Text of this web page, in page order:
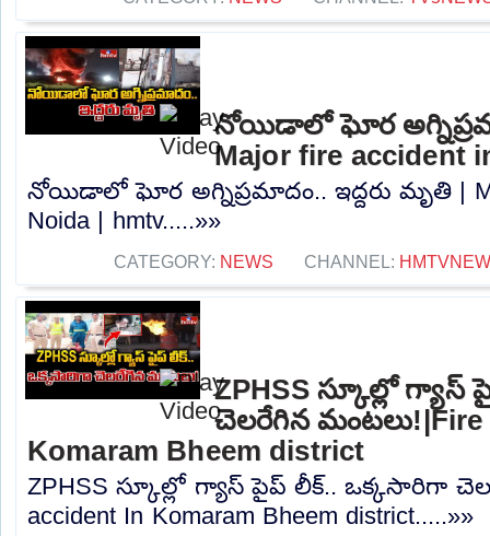
నోయిడాలో ఘోర
Major fire accident
నోయిడాలో ఘోర అగ్నిప్రమాదం.. ఇద్దరు మృతి |
Noida | hmtv.....»»
CATEGORY: NEWS CHANNEL:
ZPHSS స్కూల్లో గ్యాస్
చెలరేగిన మంటలు!|Fire
Komaram Bheem district
ZPHSS స్కూల్లో గ్యాస్ పైప్ లీక్.. ఒక్కసారిగా
accident In Komaram Bheem district.....»»